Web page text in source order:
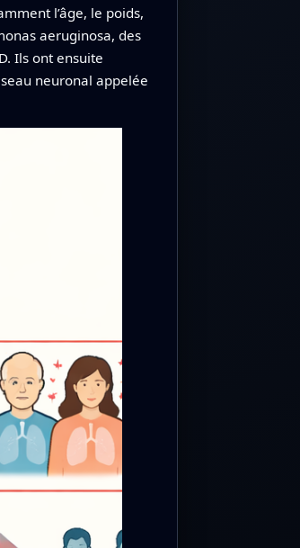
l’âge, le poids,
aeruginosa, des
Ils ont ensuite
neuronal appelée